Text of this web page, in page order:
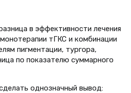
в эффективности лечения
тГКС и комбинации
пигментации, тургора,
по показателю суммарного
однозначный вывод: